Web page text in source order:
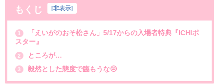
もくじ 非表示
1
「えいがのおそ松さん」5/17からの入場者特典『ICHIポ
スター』
2 ところが…
3 毅然とした態度で臨もうな😒